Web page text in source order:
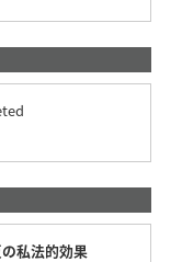
私法的効果